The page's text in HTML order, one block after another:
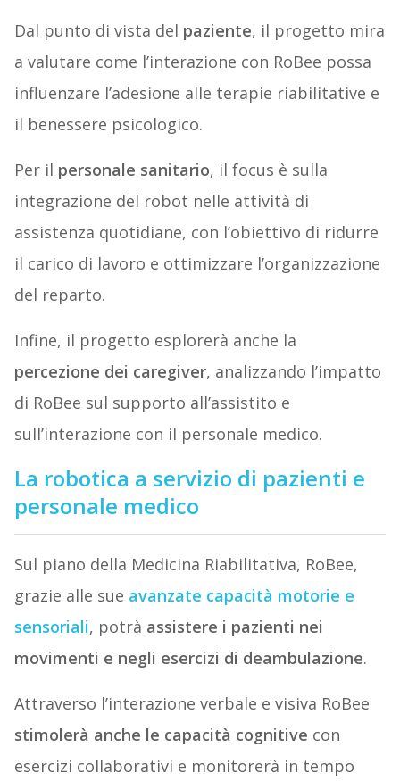
Dal punto di vista del paziente, il progetto mira
a valutare come l’interazione con RoBee possa
influenzare l’adesione alle terapie riabilitative e
il benessere psicologico.
Per il personale sanitario, il focus è sulla
integrazione del robot nelle attività di
assistenza quotidiane, con l’obiettivo di ridurre
il carico di lavoro e ottimizzare l’organizzazione
del reparto.
Infine, il progetto esplorerà anche la
percezione dei caregiver, analizzando l’impatto
di RoBee sul supporto all’assistito e
sull’interazione con il personale medico.
La robotica a servizio di pazienti e
personale medico
Sul piano della Medicina Riabilitativa, RoBee,
grazie alle sue avanzate capacità motorie e
sensoriali, potrà assistere i pazienti nei
movimenti e negli esercizi di deambulazione.
Attraverso l’interazione verbale e visiva RoBee
stimolerà anche le capacità cognitive con
esercizi collaborativi e monitorerà in tempo